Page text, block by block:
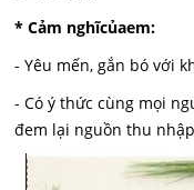
* Cảm nghĩcủaem:
- Yêu mến, gắn bó với
- Có ý thức cùng mọi
đem lại nguồn thu